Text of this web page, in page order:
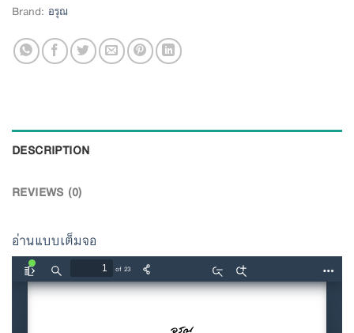
Brand: อรุณ
DESCRIPTION
REVIEWS (0)
อ่านแบบเต็มจอ